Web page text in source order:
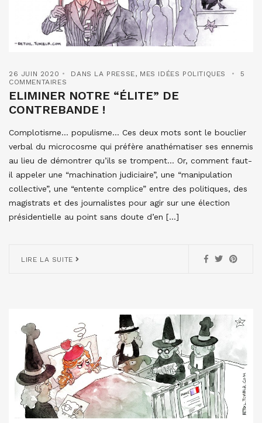
26 JUIN 2020 DANS LA PRESSE, MES IDÉES POLITIQUES
5
COMMENTAIRES
ELIMINER NOTRE “ÉLITE” DE
CONTREBANDE !
Complotisme… populisme… Ces deux mots sont le bouclier
verbal du microcosme qui préfère anathématiser ses ennemis
au lieu de démontrer qu’ils se trompent… Or, comment faut-
il appeler une “machination judiciaire”, une “manipulation
collective”, une “entente complice” entre des politiques, des
magistrats et des journalistes pour agir sur une élection
présidentielle au point sans doute d’en […]
LIRE LA SUITE